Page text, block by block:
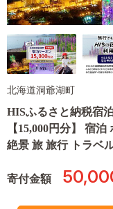
北海道洞爺湖町
HISふるさと納税宿
【15,000円分】 宿
絶景 旅 旅行 トラベ
寄付金額